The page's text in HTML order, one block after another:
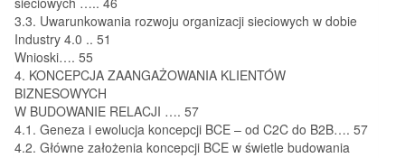
3.3. Uwarunkowania rozwoju organizacji sieciowych w dobie
Industry 4.0 .. 51
Wnioski…. 55
4. KONCEPCJA ZAANGAŻOWANIA KLIENTÓW
BIZNESOWYCH
W BUDOWANIE RELACJI …. 57
4.1. Geneza i ewolucja koncepcji BCE – od C2C do B2B…. 57
4.2. Główne założenia koncepcji BCE w świetle budowania